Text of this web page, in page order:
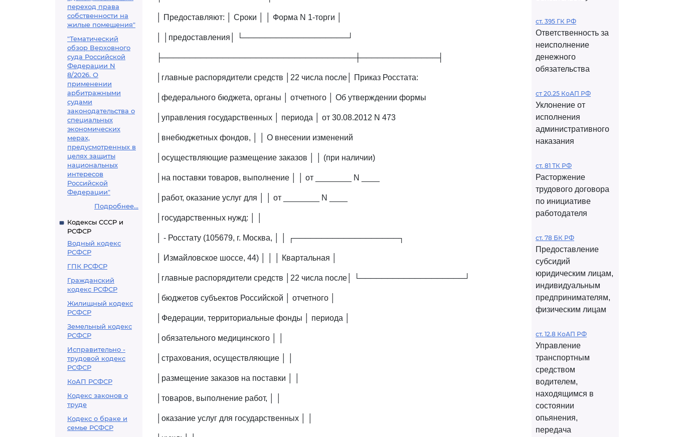
переход права
собственности на
жилые помещения"
"Тематический
обзор Верховного
суда Российской
Федерации N
8/2026. О
применении
арбитражными
судами
законодательства о
специальных
экономических
мерах,
предусмотренных в
целях защиты
национальных
интересов
Российской
Федерации"
Подробнее...
Кодексы СССР и
РСФСР
Водный кодекс
РСФСР
ГПК РСФСР
Гражданский
кодекс РСФСР
Жилищный кодекс
РСФСР
Земельный кодекс
РСФСР
Исправительно -
трудовой кодекс
РСФСР
КоАП РСФСР
Кодекс законов о
труде
Кодекс о браке и
семье РСФСР
│ Предоставляют: │ Сроки │ │ Форма N 1-торги │
│ │предоставления│ └───────────────────┘
├───────────────────────────────────┼──────────────┤
│главные распорядители средств │22 числа после│ Приказ Росстата:
│федерального бюджета, органы │ отчетного │ Об утверждении формы
│управления государственных │ периода │ от 30.08.2012 N 473
│внебюджетных фондов, │ │ О внесении изменений
│осуществляющие размещение заказов │ │ (при наличии)
│на поставки товаров, выполнение │ │ от ________ N ____
│работ, оказание услуг для │ │ от ________ N ____
│государственных нужд: │ │
│ - Росстату (105679, г. Москва, │ │ ┌───────────────────┐
│ Измайловское шоссе, 44) │ │ │ Квартальная │
│главные распорядители средств │22 числа после│ └───────────────────┘
│бюджетов субъектов Российской │ отчетного │
│Федерации, территориальные фонды │ периода │
│обязательного медицинского │ │
│страхования, осуществляющие │ │
│размещение заказов на поставки │ │
│товаров, выполнение работ, │ │
│оказание услуг для государственных │ │
ст. 395 ГК РФ
Ответственность за
неисполнение
денежного
обязательства
ст 20.25 КоАП РФ
Уклонение от
исполнения
административного
наказания
ст. 81 ТК РФ
Расторжение
трудового договора
по инициативе
работодателя
ст. 78 БК РФ
Предоставление
субсидий
юридическим лицам,
индивидуальным
предпринимателям,
физическим лицам
ст. 12.8 КоАП РФ
Управление
транспортным
средством
водителем,
находящимся в
состоянии
опьянения,
передача